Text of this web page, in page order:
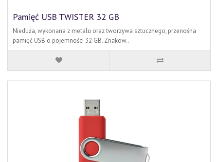
Pamięć USB TWISTER 32 GB
Nieduża, wykonana z metalu oraz tworzywa sztucznego, przenośna
pamięć USB o pojemności 32 GB. Znakow..